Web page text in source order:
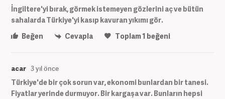
İngiltere'yi bırak, görmek istemeyen gözlerini aç ve bütün
sahalarda Türkiye'yi kasıp kavuran yıkımı gör.
Beğen
Cevapla Toplam1 beğeni
acar 3 yıl önce
Türkiye'de bir çok sorun var, ekonomi bunlardan bir tanesi.
Fiyatlar yerinde durmuyor. Bir kargaşa var. Bunların hepsi